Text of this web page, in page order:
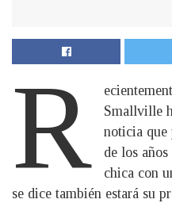
R
Smallville
noticia que
de los
chica con
se dice también estará su